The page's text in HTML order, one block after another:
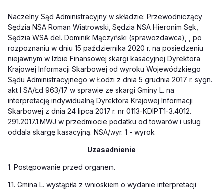
Naczelny Sąd Administracyjny w składzie: Przewodniczący
Sędzia NSA Roman Wiatrowski, Sędzia NSA Hieronim Sęk,
Sędzia WSA del. Dominik Mączyński (sprawozdawca), , po
rozpoznaniu w dniu 15 października 2020 r. na posiedzeniu
niejawnym w Izbie Finansowej skargi kasacyjnej Dyrektora
Krajowej Informacji Skarbowej od wyroku Wojewódzkiego
Sądu Administracyjnego w Łodzi z dnia 5 grudnia 2017 r. sygn.
akt I SA/Łd 963/17 w sprawie ze skargi Gminy L. na
interpretację indywidualną Dyrektora Krajowej Informacji
Skarbowej z dnia 24 lipca 2017 r. nr 0113-KDIPT1-3.4012.
291.2017.1.MWJ w przedmiocie podatku od towarów i usług
oddala skargę kasacyjną. NSA/wyr. 1 - wyrok
Uzasadnienie
1. Postępowanie przed organem.
1.1. Gmina L. wystąpiła z wnioskiem o wydanie interpretacji